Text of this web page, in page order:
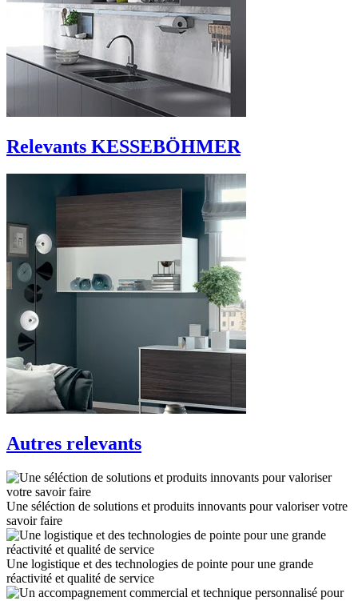
Relevants KESSEBÖHMER
Autres relevants
Une séléction de solutions et produits innovants pour valoriser votre
savoir faire
Une logistique et des technologies de pointe pour une grande
réactivité et qualité de service